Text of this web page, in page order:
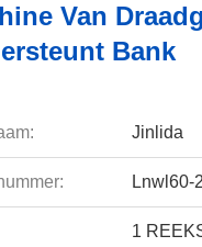
Van
Bank
Jinlida
Lnwl60-2
1